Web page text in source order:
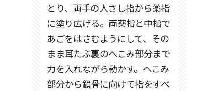
とり、両手の人さし指から薬指
に塗り広げる。両薬指と中指で
あごをはさむようにして、その
まま耳たぶ裏のへこみ部分まで
力を入れながら動かす。へこみ
部分から鎖骨に向けて指をすべ